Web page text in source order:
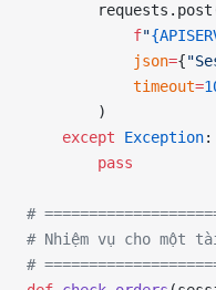
            f
"
            json
={
            timeout
=
        )
    except
Exception:
        pass
#
# Nhiệm vụ cho một
#